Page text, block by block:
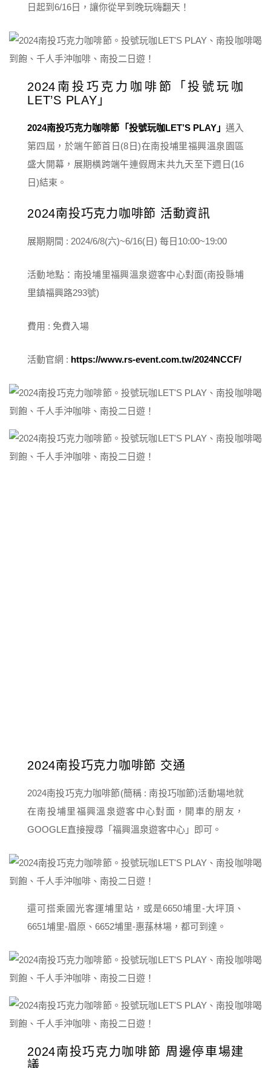
日起到6/16日，讓你從早到晚玩嗨翻天！
2024南投巧克力咖啡節「投號玩咖
LET’S PLAY」
2024南投巧克力咖啡節「投號玩咖LET’S PLAY」 邁入
第四屆，於端午節首日(8日)在南投埔里福興溫泉園區
盛大開幕，展期橫跨端午連假周末共九天至下週日(16
日)結束。
2024南投巧克力咖啡節 活動資訊
展期期間 : 2024/6/8(六)~6/16(日) 每日10:00~19:00
活動地點：南投埔里福興溫泉遊客中心對面(南投縣埔
里鎮福興路293號)
費用 : 免費入場
活動官網 : https://www.rs-event.com.tw/2024NCCF/
2024南投巧克力咖啡節 交通
2024南投巧克力咖啡節(簡稱 : 南投巧咖節)活動場地就
在南投埔里福興溫泉遊客中心對面，開車的朋友，
GOOGLE直接搜尋「福興溫泉遊客中心」即可。
還可搭乘國光客運埔里站，或是6650埔里-大坪頂、
6651埔里-眉原、6652埔里-惠蓀林場，都可到達。
2024南投巧克力咖啡節 周邊停車場建
議